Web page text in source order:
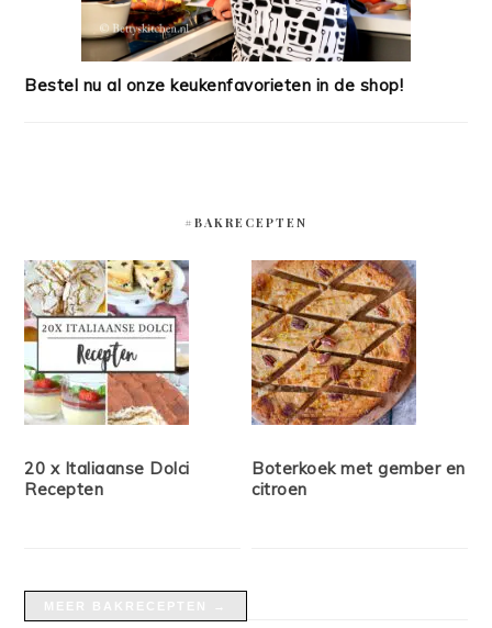
Bestel nu al onze keukenfavorieten in de shop!
#BAKRECEPTEN
20 x Italiaanse Dolci
Recepten
Boterkoek met gember en
citroen